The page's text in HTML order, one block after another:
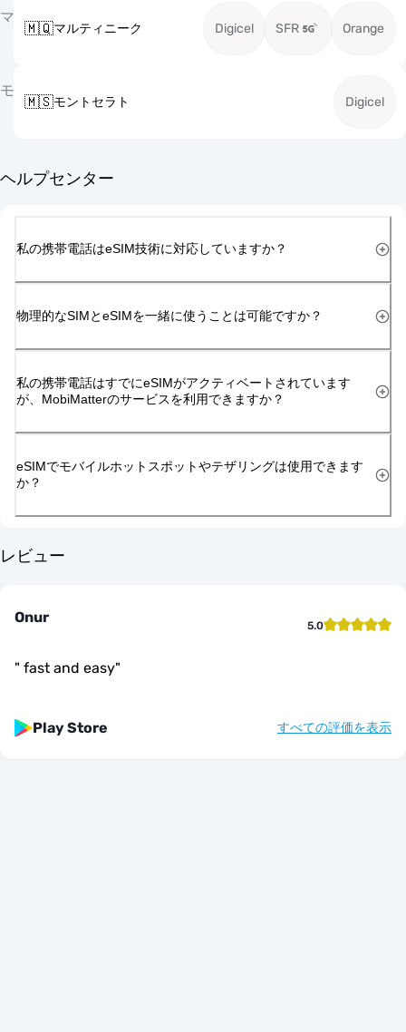
マ
🇲🇶マルティニーク Digicel SFR Orange
モ
🇲🇸モントセラト Digicel
ヘルプセンター
私の携帯電話はeSIM技術に対応していますか？
物理的なSIMとeSIMを一緒に使うことは可能ですか？
私の携帯電話はすでにeSIMがアクティベートされています
が、MobiMatterのサービスを利用できますか？
eSIMでモバイルホットスポットやテザリングは使用できます
か？
レビュー
Onur 5.0
" fast and easy"
Play Store すべての評価を表示